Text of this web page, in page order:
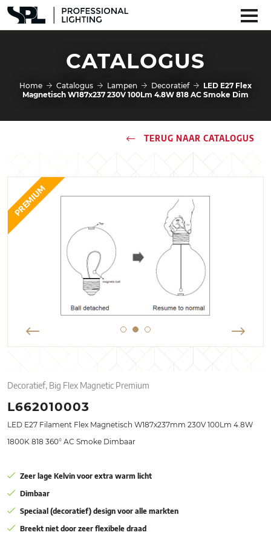
CATALOGUS
Home Catalogus Lampen Decoratief
LED E27 Flex
Magnetisch W187x237 230V 100Lm 4.8W 818 AC Smoke Dim
TERUG NAAR CATALOGUS
PREMIUM
Decoratief, Big Flex Magnetic Premium
L662010003
LED E27 Filament Flex Magnetisch W187x237mm 230V 100Lm 4.8W
1800K 818 360° AC Smoke Dimbaar
Zeer lage Kelvin voor extra warm licht
Dimbaar
Speciaal (decoratief) design voor alle markten
Breekt niet door zeer flexibele draad